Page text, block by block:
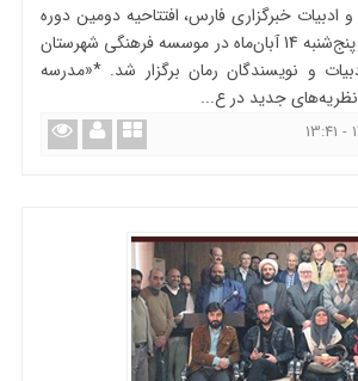
ادبیات خبرگزاری فارس، افتتاحیه‌ دومین دوره‌
مدرسه رمان بعد از ظهر پنج‌شنبه 14 آبان‌ماه در موسسه‌ فرهنگی شهرستان
و نویسندگان رمان برگزار شد. *«مدرسه‌
جدید در ع...